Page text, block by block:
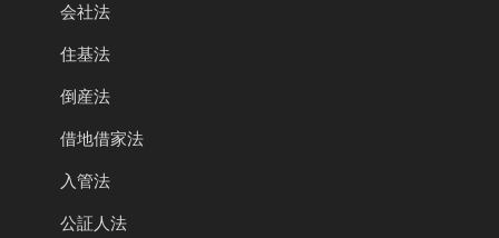
会社法
住基法
倒産法
借地借家法
入管法
公証人法